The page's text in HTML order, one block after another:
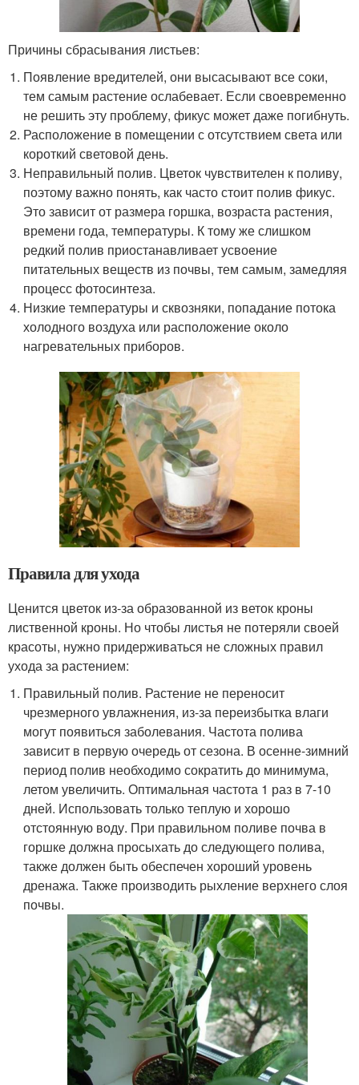
Причины сбрасывания листьев:
Появление вредителей, они высасывают все соки,
тем самым растение ослабевает. Если своевременно
не решить эту проблему, фикус может даже погибнуть.
Расположение в помещении с отсутствием света или
короткий световой день.
Неправильный полив. Цветок чувствителен к поливу,
поэтому важно понять, как часто стоит полив фикус.
Это зависит от размера горшка, возраста растения,
времени года, температуры. К тому же слишком
редкий полив приостанавливает усвоение
питательных веществ из почвы, тем самым, замедляя
процесс фотосинтеза.
Низкие температуры и сквозняки, попадание потока
холодного воздуха или расположение около
нагревательных приборов.
Правила для ухода
Ценится цветок из-за образованной из веток кроны
лиственной кроны. Но чтобы листья не потеряли своей
красоты, нужно придерживаться не сложных правил
ухода за растением:
Правильный полив. Растение не переносит
чрезмерного увлажнения, из-за переизбытка влаги
могут появиться заболевания. Частота полива
зависит в первую очередь от сезона. В осенне-зимний
период полив необходимо сократить до минимума,
летом увеличить. Оптимальная частота 1 раз в 7-10
дней. Использовать только теплую и хорошо
отстоянную воду. При правильном поливе почва в
горшке должна просыхать до следующего полива,
также должен быть обеспечен хороший уровень
дренажа. Также производить рыхление верхнего слоя
почвы.